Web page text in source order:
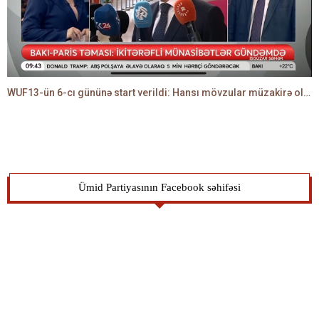
WUF13-ün 6-cı gününə start verildi: Hansı mövzular müzakirə olunacaq? -TALEH ƏLİYEV danışır
Ümid Partiyasının Facebook səhifəsi